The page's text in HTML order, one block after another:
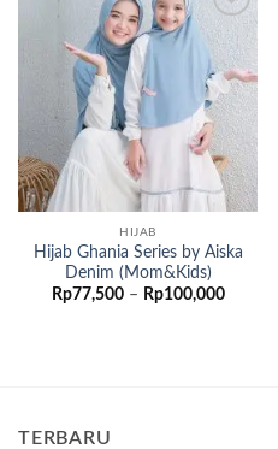
Add to
wishlist
HIJAB
Hijab Ghania Series by Aiska
Denim (Mom&Kids)
Rp77,500 – Rp100,000Rentang
TERBARU